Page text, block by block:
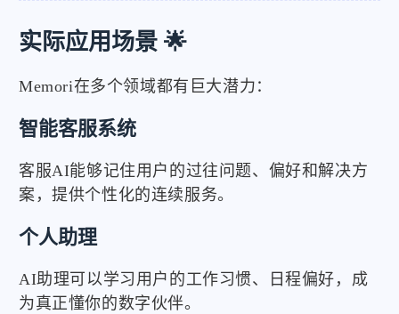
实际应用场景 🌟
Memori在多个领域都有巨大潜力：
智能客服系统
客服AI能够记住用户的过往问题、偏好和解决方
案，提供个性化的连续服务。
个人助理
AI助理可以学习用户的工作习惯、日程偏好，成
为真正懂你的数字伙伴。